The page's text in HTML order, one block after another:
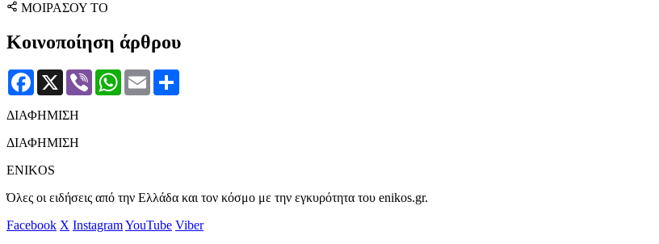
ΜΟΙΡΑΣΟΥ ΤΟ
Κοινοποίηση άρθρου
Facebook
X Viber WhatsApp
Email
ΔΙΑΦΗΜΙΣΗ
ΔΙΑΦΗΜΙΣΗ
ENIKOS
Όλες οι ειδήσεις από την Ελλάδα και τον κόσμο με την εγκυρότητα του enikos.gr.
Facebook X InstagramYouTube Viber